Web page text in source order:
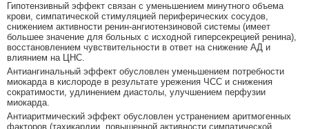
Гипотензивный эффект связан с уменьшением минутного объема
крови, симпатической стимуляцией периферических сосудов,
снижением активности ренин-ангиотензиновой системы (имеет
большее значение для больных с исходной гиперсекрецией ренина),
восстановлением чувствительности в ответ на снижение АД и
влиянием на ЦНС.
Антиангинальный эффект обусловлен уменьшением потребности
миокарда в кислороде в результате урежения ЧСС и снижения
сократимости, удлинением диастолы, улучшением перфузии
миокарда.
Антиаритмический эффект обусловлен устранением аритмогенных
факторов (тахикардии, повышенной активности симпатической